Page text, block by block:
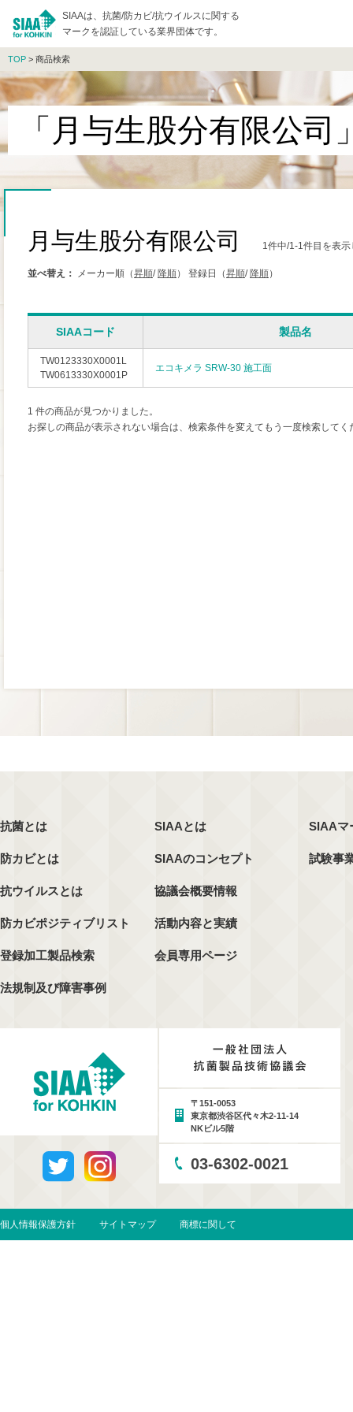
SIAAは、抗菌/防カビ/抗ウイルスに関する
マークを認証している業界団体です。
TOP > 商品検索
「月与生股分有限公司
月与生股分有限公司 1件中/1-1件目を表
並べ替え： メーカー順（昇順/ 降順） 登録日（昇順/ 降順）
SIAAコード 製品名
TW0123330X0001L
TW0613330X0001P
エコキメラ SRW-30 施工面
1 件の商品が見つかりました。
お探しの商品が表示されない場合は、検索条件を変えてもう一度検索してく
抗菌とは
防カビとは
抗ウイルスとは
防カビポジティブリスト
登録加工製品検索
法規制及び障害事例
SIAAとは
SIAAのコンセプト
協議会概要情報
活動内容と実績
会員専用ページ
SIAAマ
試験事
〒151-0053
東京都渋谷区代々木2-11-14
NKビル5階
03-6302-0021
個人情報保護方針 サイトマップ 商標に関して